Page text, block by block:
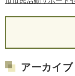
アーカイブ